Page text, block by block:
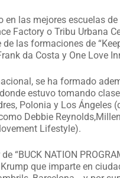
en las mejores escuelas
Factory o Tribu Urbana
las formaciones de
da Costa y One Love
se ha formado
estuvo tomando
Polonia y Los Ángeles
Debbie
Lifestyle).
“BUCK NATION
que imparte en